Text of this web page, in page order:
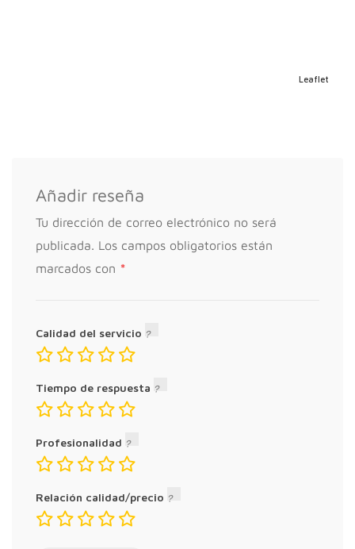
Leaflet
Añadir reseña
Tu dirección de correo electrónico no será
publicada. Los campos obligatorios están
marcados con *
Calidad del servicio
Tiempo de respuesta
Profesionalidad
Relación calidad/precio